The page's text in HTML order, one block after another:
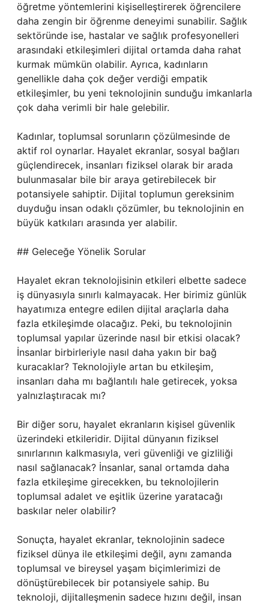
öğretme yöntemlerini kişiselleştirerek öğrencilere
daha zengin bir öğrenme deneyimi sunabilir. Sağlık
sektöründe ise, hastalar ve sağlık profesyonelleri
arasındaki etkileşimleri dijital ortamda daha rahat
kurmak mümkün olabilir. Ayrıca, kadınların
genellikle daha çok değer verdiği empatik
etkileşimler, bu yeni teknolojinin sunduğu imkanlarla
çok daha verimli bir hale gelebilir.
Kadınlar, toplumsal sorunların çözülmesinde de
aktif rol oynarlar. Hayalet ekranlar, sosyal bağları
güçlendirecek, insanları fiziksel olarak bir arada
bulunmasalar bile bir araya getirebilecek bir
potansiyele sahiptir. Dijital toplumun gereksinim
duyduğu insan odaklı çözümler, bu teknolojinin en
büyük katkıları arasında yer alabilir.
## Geleceğe Yönelik Sorular
Hayalet ekran teknolojisinin etkileri elbette sadece
iş dünyasıyla sınırlı kalmayacak. Her birimiz günlük
hayatımıza entegre edilen dijital araçlarla daha
fazla etkileşimde olacağız. Peki, bu teknolojinin
toplumsal yapılar üzerinde nasıl bir etkisi olacak?
İnsanlar birbirleriyle nasıl daha yakın bir bağ
kuracaklar? Teknolojiyle artan bu etkileşim,
insanları daha mı bağlantılı hale getirecek, yoksa
yalnızlaştıracak mı?
Bir diğer soru, hayalet ekranların kişisel güvenlik
üzerindeki etkileridir. Dijital dünyanın fiziksel
sınırlarının kalkmasıyla, veri güvenliği ve gizliliği
nasıl sağlanacak? İnsanlar, sanal ortamda daha
fazla etkileşime girecekken, bu teknolojilerin
toplumsal adalet ve eşitlik üzerine yaratacağı
baskılar neler olabilir?
Sonuçta, hayalet ekranlar, teknolojinin sadece
fiziksel dünya ile etkileşimi değil, aynı zamanda
toplumsal ve bireysel yaşam biçimlerimizi de
dönüştürebilecek bir potansiyele sahip. Bu
teknoloji, dijitalleşmenin sadece hızını değil, insan